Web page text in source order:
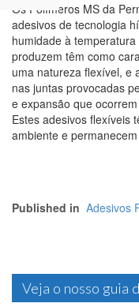
Os Polímeros MS da
adesivos de tecnologia
humidade à
produzem têm como
uma natureza flexível, e
nas juntas provocadas
e expansão que
Estes adesivos flexíveis
ambiente e
Published in Adesivos
Veja o nosso guia